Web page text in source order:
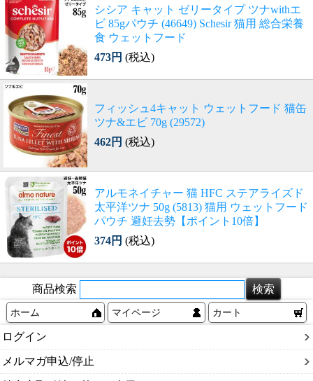
シシア キャット ゼリータイプ ツナwithエ
ビ 85gパウチ (46649) Schesir 猫用 総合栄養
食 ウェットフード
473円 (税込)
フィッシュ4キャット ウェットフード 猫缶
ツナ&エビ 70g (29572)
462円 (税込)
アルモネイチャー 猫 HFC ステアライズド
太平洋ツナ 50g (5813) 猫用 ウェットフード
パウチ 避妊去勢【ポイント10倍】
374円 (税込)
商品検索
ホーム マイページ カート
ログイン
メルマガ申込/停止